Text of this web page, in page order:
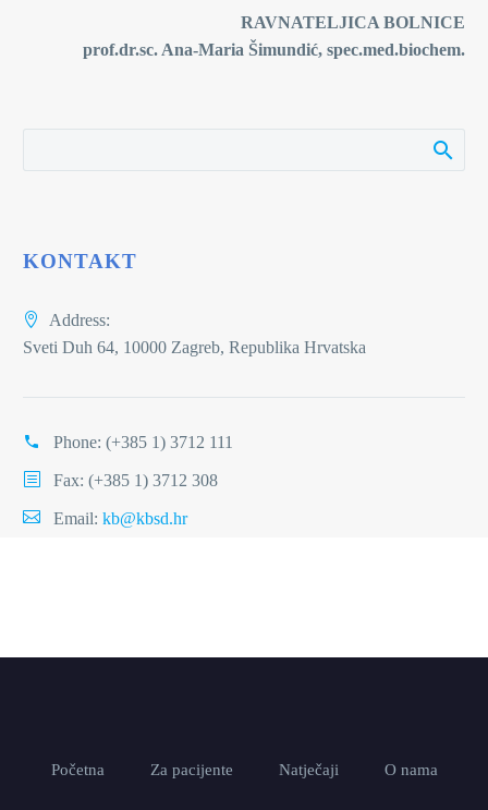
RAVNATELJICA BOLNICE
prof.dr.sc. Ana-Maria Šimundić, spec.med.biochem.
KONTAKT
Address:
Sveti Duh 64, 10000 Zagreb, Republika Hrvatska
Phone: (+385 1) 3712 111
Fax: (+385 1) 3712 308
Email: kb@kbsd.hr
Početna Za pacijente Natječaji O nama